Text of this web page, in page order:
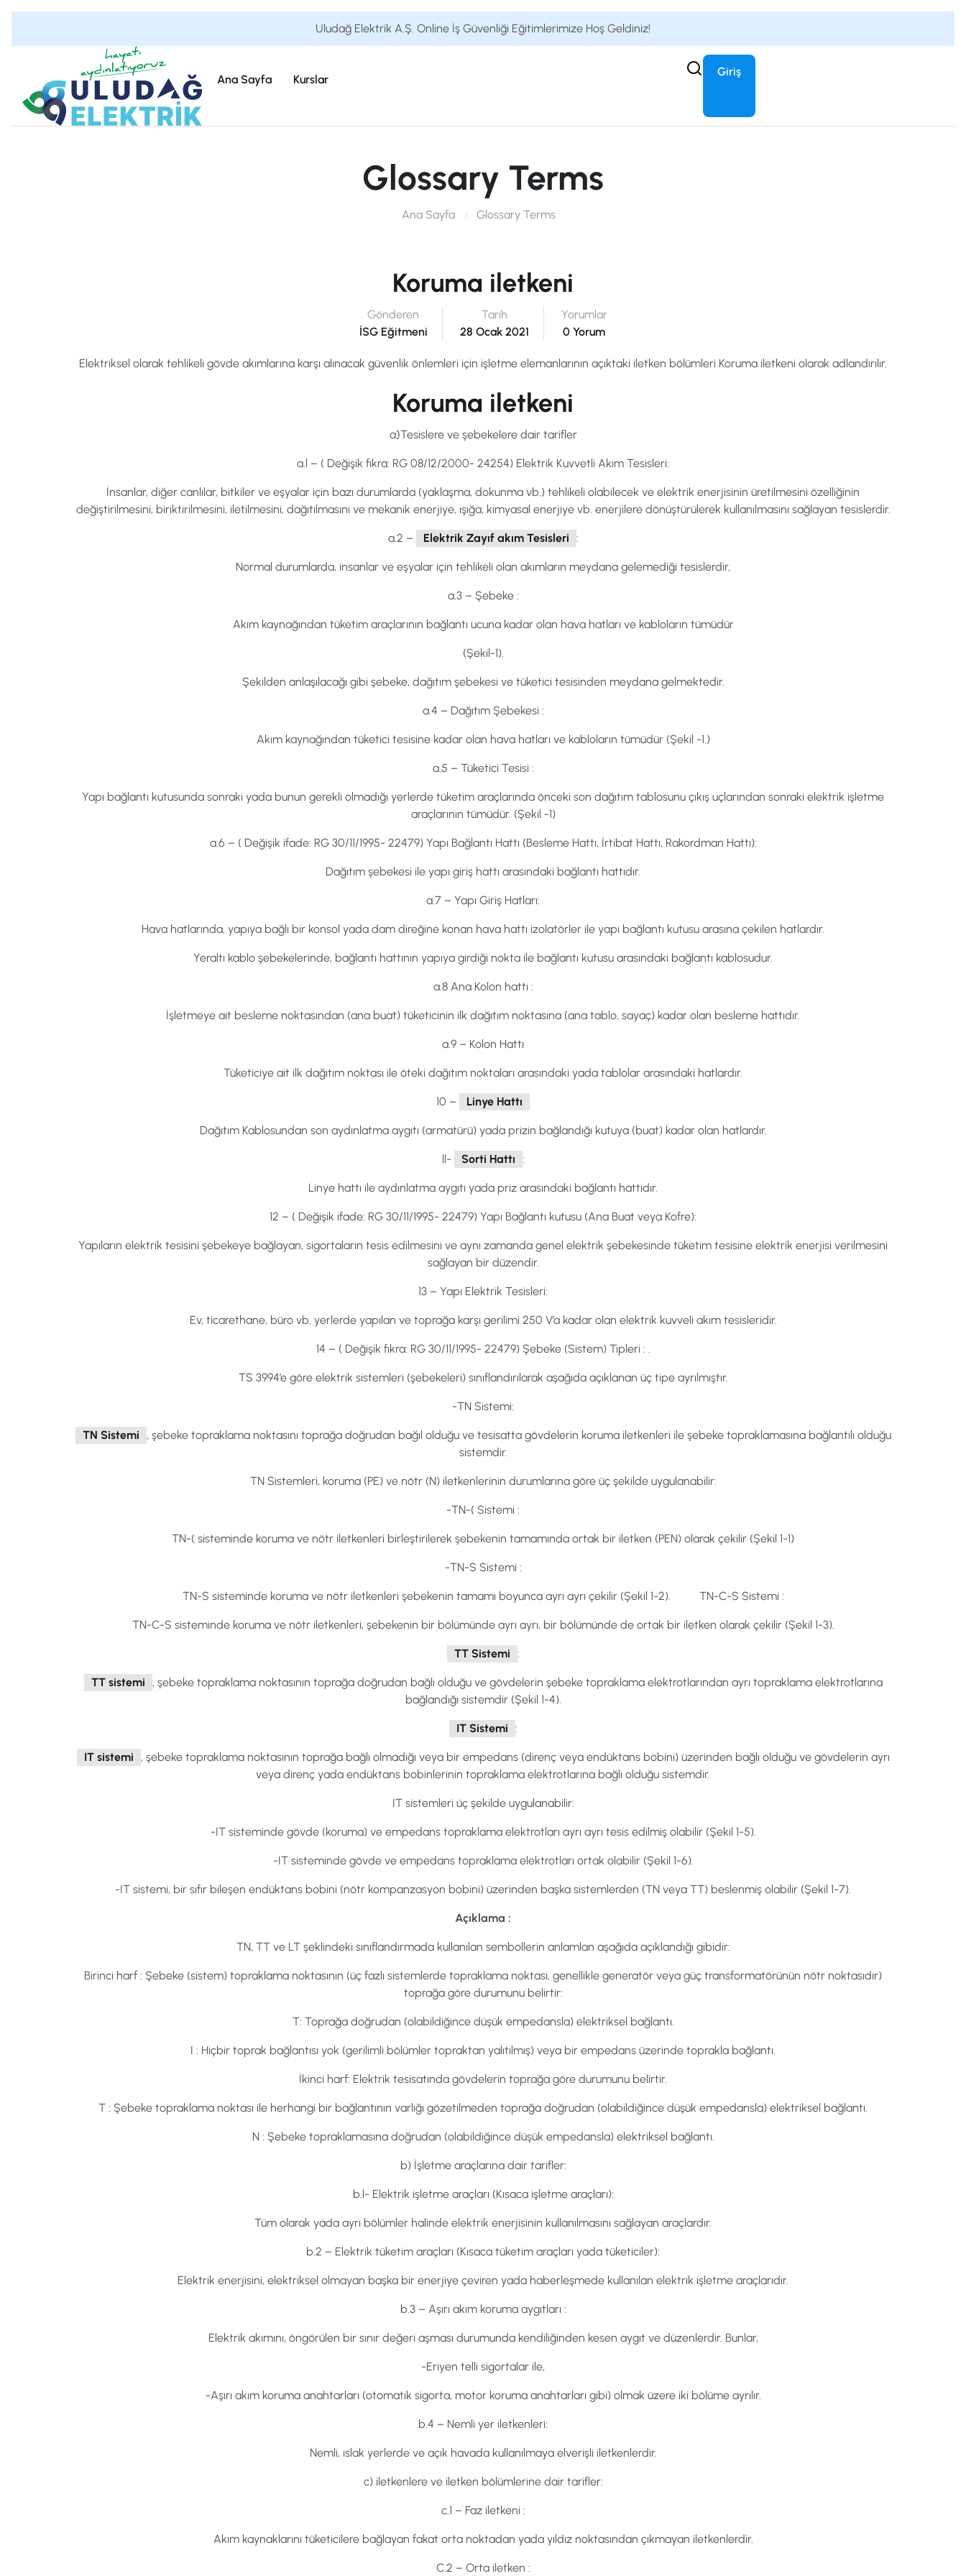
Uludağ Elektrik A.Ş. Online İş Güvenliği Eğitimlerimize Hoş Geldiniz!
Ana Sayfa Kurslar
Giriş
Glossary Terms
Ana Sayfa Glossary Terms
Koruma iletkeni
Gönderen
İSG Eğitmeni
Tarih
28 Ocak 2021
Yorumlar
0 Yorum
Elektriksel olarak tehlikeli gövde akımlarına karşı alınacak güvenlik önlemleri için işletme elemanlarının açıktaki iletken bölümleri Koruma iletkeni olarak adlandırılır.
Koruma iletkeni
a}Tesislere ve şebekelere dair tarifler
a.l – ( Değişik fıkra: RG 08/12/2000- 24254) Elektrik Kuvvetli Akım Tesisleri:
İnsanlar, diğer canlılar, bitkiler ve eşyalar için bazı durumlarda (yaklaşma, dokunma vb.) tehlikeli olabilecek ve elektrik enerjisinin üretilmesini özelliğinin
değiştirilmesini, biriktirilmesini, iletilmesini, dağıtılmasını ve mekanik enerjiye, ışığa, kimyasal enerjiye vb. enerjilere dönüştürülerek kullanılmasını sağlayan tesislerdir.
a.2 – Elektrik Zayıf akım Tesisleri :
Normal durumlarda, insanlar ve eşyalar için tehlikeli olan akımların meydana gelemediği tesislerdir,
a.3 – Şebeke :
Akım kaynağından tüketim araçlarının bağlantı ucuna kadar olan hava hatları ve kabloların tümüdür
(Şekil-1).
Şekilden anlaşılacağı gibi şebeke, dağıtım şebekesi ve tüketici tesisinden meydana gelmektedir.
a.4 – Dağıtım Şebekesi :
Akım kaynağından tüketici tesisine kadar olan hava hatları ve kabloların tümüdür (Şekil -1.)
a.5 – Tüketici Tesisi :
Yapı bağlantı kutusunda sonraki yada bunun gerekli olmadığı yerlerde tüketim araçlarında önceki son dağıtım tablosunu çıkış uçlarından sonraki elektrik işletme
araçlarının tümüdür. (Şekil -1)
a.6 – ( Değişik ifade: RG 30/11/1995- 22479) Yapı Bağlantı Hattı (Besleme Hattı, İrtibat Hattı, Rakordman Hattı):
Dağıtım şebekesi ile yapı giriş hattı arasındaki bağlantı hattıdır.
a.7 – Yapı Giriş Hatları:
Hava hatlarında, yapıya bağlı bir konsol yada dam direğine konan hava hattı izolatörler ile yapı bağlantı kutusu arasına çekilen hatlardır.
Yeraltı kablo şebekelerinde, bağlantı hattının yapıya girdiği nokta ile bağlantı kutusu arasındaki bağlantı kablosudur.
a.8 Ana Kolon hattı :
İşletmeye ait besleme noktasından (ana buat) tüketicinin ilk dağıtım noktasına (ana tablo, sayaç) kadar olan besleme hattıdır.
a.9 – Kolon Hattı
Tüketiciye ait ilk dağıtım noktası ile öteki dağıtım noktaları arasındaki yada tablolar arasındaki hatlardır.
10 – Linye Hattı
Dağıtım Kablosundan son aydınlatma aygıtı (armatürü) yada prizin bağlandığı kutuya (buat) kadar olan hatlardır.
ll- Sorti Hattı :
Linye hattı ile aydınlatma aygıtı yada priz arasındaki bağlantı hattıdır.
12 – ( Değişik ifade: RG 30/11/1995- 22479) Yapı Bağlantı kutusu (Ana Buat veya Kofre):
Yapıların elektrik tesisini şebekeye bağlayan, sigortaların tesis edilmesini ve aynı zamanda genel elektrik şebekesinde tüketim tesisine elektrik enerjisi verilmesini
sağlayan bir düzendir.
13 – Yapı Elektrik Tesisleri:
Ev, ticarethane, büro vb. yerlerde yapılan ve toprağa karşı gerilimi 250 V’a kadar olan elektrik kuvveli akım tesisleridir.
14 – ( Değişik fıkra: RG 30/11/1995- 22479) Şebeke (Sistem) Tipleri : .
TS 3994’e göre elektrik sistemleri (şebekeleri) sınıflandırılarak aşağıda açıklanan üç tipe ayrılmıştır.
-TN Sistemi:
TN Sistemi
, şebeke topraklama noktasını toprağa doğrudan bağıl olduğu ve tesisatta gövdelerin koruma iletkenleri ile şebeke topraklamasına bağlantılı olduğu
sistemdir.
TN Sistemleri, koruma (PE) ve nötr (N) iletkenlerinin durumlarına göre üç şekilde uygulanabilir:
-TN-( Sistemi :
TN-( sisteminde koruma ve nötr iletkenleri birleştirilerek şebekenin tamamında ortak bir iletken (PEN) olarak çekilir (Şekil 1-1)
-TN-S Sistemi :
TN-S sisteminde koruma ve nötr iletkenleri şebekenin tamamı boyunca ayrı ayrı çekilir (Şekil 1-2). TN-C-S Sistemi :
TN-C-S sisteminde koruma ve nötr iletkenleri, şebekenin bir bölümünde ayrı ayrı, bir bölümünde de ortak bir iletken olarak çekilir (Şekil 1-3).
TT Sistemi :
TT sistemi
, şebeke topraklama noktasının toprağa doğrudan bağlı olduğu ve gövdelerin şebeke topraklama elektrotlarından ayrı topraklama elektrotlarına
bağlandığı sistemdir (Şekil 1-4).
IT Sistemi :
IT sistemi
, şebeke topraklama noktasının toprağa bağlı olmadığı veya bir empedans (direnç veya endüktans bobini) üzerinden bağlı olduğu ve gövdelerin ayrı
veya direnç yada endüktans bobinlerinin topraklama elektrotlarına bağlı olduğu sistemdir.
IT sistemleri üç şekilde uygulanabilir:
-IT sisteminde gövde (koruma) ve empedans topraklama elektrotları ayrı ayrı tesis edilmiş olabilir (Şekil 1-5).
-IT sisteminde gövde ve empedans topraklama elektrotları ortak olabilir (Şekil 1-6).
-IT sistemi, bir sıfır bileşen endüktans bobini (nötr kompanzasyon bobini) üzerinden başka sistemlerden (TN veya TT) beslenmiş olabilir (Şekil 1-7).
Açıklama :
TN, TT ve LT şeklindeki sınıflandırmada kullanılan sembollerin anlamlan aşağıda açıklandığı gibidir:
Birinci harf : Şebeke (sistem) topraklama noktasının (üç fazlı sistemlerde topraklama noktası, genellikle generatör veya güç transformatörünün nötr noktasıdır)
toprağa göre durumunu belirtir:
T: Toprağa doğrudan (olabildiğince düşük empedansla) elektriksel bağlantı.
I : Hiçbir toprak bağlantısı yok (gerilimli bölümler topraktan yalıtılmış) veya bir empedans üzerinde toprakla bağlantı.
İkinci harf: Elektrik tesisatında gövdelerin toprağa göre durumunu belirtir.
T : Şebeke topraklama noktası ile herhangi bir bağlantının varlığı gözetilmeden toprağa doğrudan (olabildiğince düşük empedansla) elektriksel bağlantı.
N : Şebeke topraklamasına doğrudan (olabildiğince düşük empedansla) elektriksel bağlantı.
b) İşletme araçlarına dair tarifler:
b.l- Elektrik işletme araçları (Kısaca işletme araçları):
Tüm olarak yada ayrı bölümler halinde elektrik enerjisinin kullanılmasını sağlayan araçlardır.
b.2 – Elektrik tüketim araçları (Kısaca tüketim araçları yada tüketiciler):
Elektrik enerjisini, elektriksel olmayan başka bir enerjiye çeviren yada haberleşmede kullanılan elektrik işletme araçlarıdır.
b.3 – Aşırı akım koruma aygıtları :
Elektrik akımını, öngörülen bir sınır değeri aşması durumunda kendiliğinden kesen aygıt ve düzenlerdir. Bunlar,
-Eriyen telli sigortalar ile,
-Aşırı akım koruma anahtarları (otomatik sigorta, motor koruma anahtarları gibi) olmak üzere iki bölüme ayrılır.
b.4 – Nemli yer iletkenleri:
Nemli, ıslak yerlerde ve açık havada kullanılmaya elverişli iletkenlerdir.
c) iletkenlere ve iletken bölümlerine dair tarifler:
c.1 – Faz iletkeni :
Akım kaynaklarını tüketicilere bağlayan fakat orta noktadan yada yıldız noktasından çıkmayan iletkenlerdir.
C.2 – Orta iletken :